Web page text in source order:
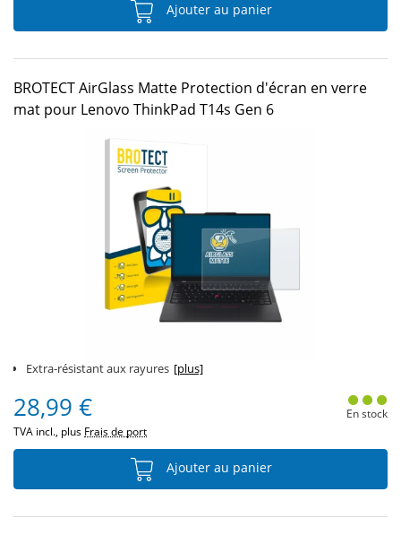
Ajouter au panier
BROTECT AirGlass Matte Protection d'écran en verre
mat pour Lenovo ThinkPad T14s Gen 6
Extra-résistant aux rayures [plus]
28,99 €
TVA incl., plus Frais de port
En stock
Ajouter au panier